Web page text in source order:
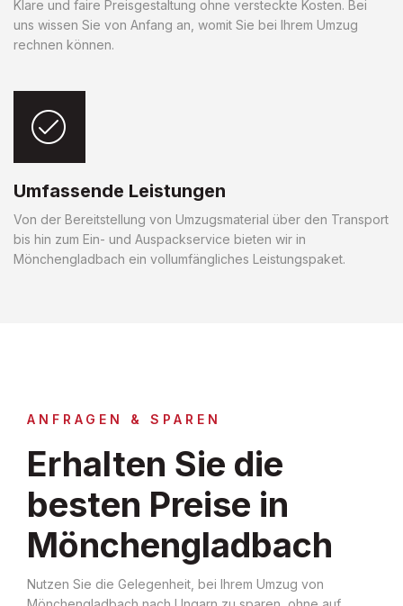
Klare und faire Preisgestaltung ohne versteckte Kosten. Bei
uns wissen Sie von Anfang an, womit Sie bei Ihrem Umzug
rechnen können.
Umfassende Leistungen
Von der Bereitstellung von Umzugsmaterial über den Transport
bis hin zum Ein- und Auspackservice bieten wir in
Mönchengladbach ein vollumfängliches Leistungspaket.
ANFRAGEN & SPAREN
Erhalten Sie die
besten Preise in
Mönchengladbach
Nutzen Sie die Gelegenheit, bei Ihrem Umzug von